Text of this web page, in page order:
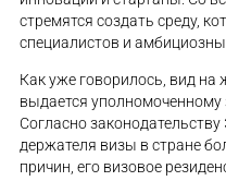
стремятся создать среду,
специалистов и
Как уже говорилось, вид на
выдается уполномоченному
Согласно
держателя визы в стране
причин, его визовое